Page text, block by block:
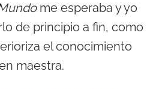
me esperaba y yo
de principio a fin, como
el conocimiento
maestra.